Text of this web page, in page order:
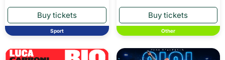
Sport Other